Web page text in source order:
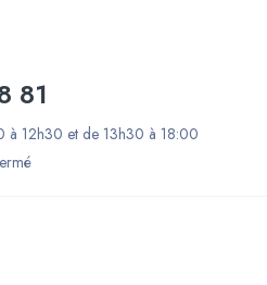
81
à 12h30 et de 13h30 à 18:00